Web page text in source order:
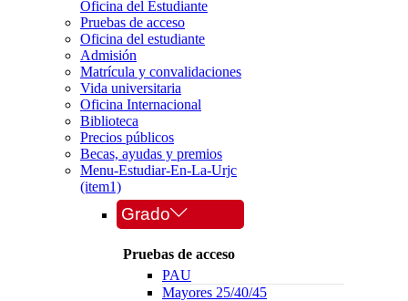
Oficina del Estudiante
Pruebas de acceso
Oficina del estudiante
Admisión
Matrícula y convalidaciones
Vida universitaria
Oficina Internacional
Biblioteca
Precios públicos
Becas, ayudas y premios
Menu-Estudiar-En-La-Urjc
(item1)
Grado
Pruebas de acceso
PAU
Mayores 25/40/45